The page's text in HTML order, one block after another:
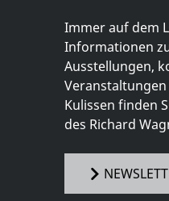
Immer auf dem
Informationen
Ausstellungen,
Kulissen finden
des Richard